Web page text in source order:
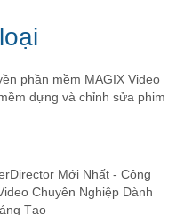
phần mềm MAGIX Video
dựng và chỉnh sửa phim
Mới Nhất - Công
Chuyên Nghiệp Dành
Tạo